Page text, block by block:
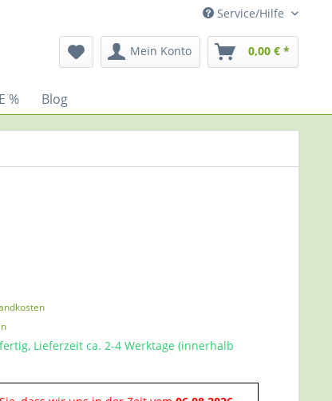
Service/Hilfe
Mein Konto 0,00 € *
% Blog
Lieferzeit ca. 2-4 Werktage (innerhalb